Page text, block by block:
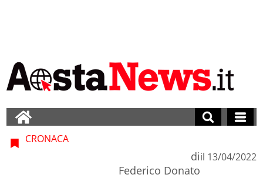
CRONACA
di
Federico Donato
il 13/04/2022